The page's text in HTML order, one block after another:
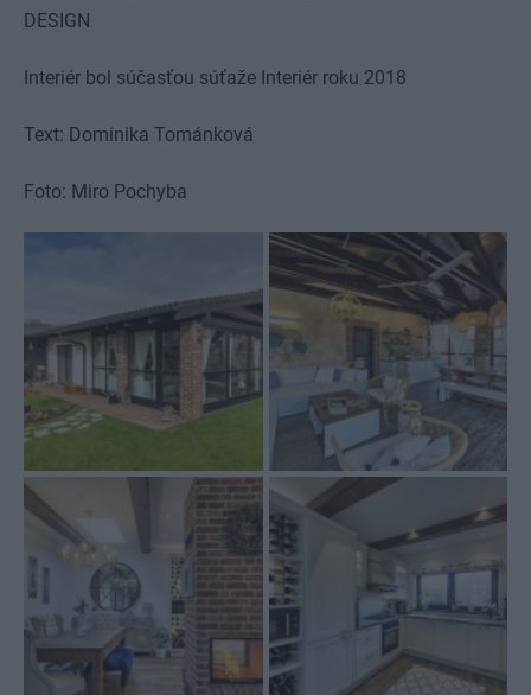
DESIGN
Interiér bol súčasťou súťaže Interiér roku 2018
Text: Dominika Tománková
Foto: Miro Pochyba